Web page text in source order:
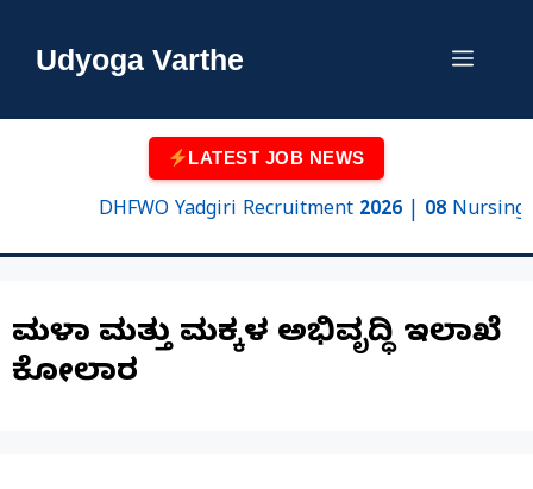
Udyoga Varthe Menu
LATEST JOB NEWS
DHFWO Yadgiri Recruitment 2026 | 08 Nursing
ಮಹಿಳಾ ಮತ್ತು ಮಕ್ಕಳ ಅಭಿವೃದ್ಧಿ ಇಲಾಖೆ
ಕೋಲಾರ